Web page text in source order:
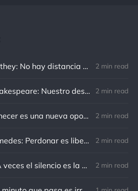
Robert Southey: No hay distancia o tiempo que pueda disminuir la amistad de aquellos que están completamente convencidos del valor del otro 2 min read
William Shakespeare: Nuestro destino está en las estrellas, así que levantemos nuestros ojos al cielo 2 min read
Cada amanecer es una nueva oportunidad 2 min read
Lewis B. Smedes: Perdonar es liberar a un prisionero y descubrir que el prisionero eras tú 2 min read
Anónimo: A veces el silencio es la mejor respuesta 2 min read